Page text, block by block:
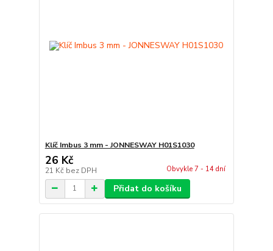
Klíč Imbus 3 mm - JONNESWAY H01S1030
26 Kč
21 Kč bez DPH Obvykle 7 - 14 dní
Přidat do košíku